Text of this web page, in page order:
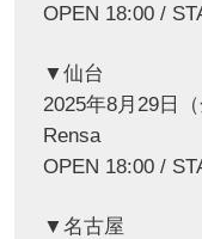
OPEN 18:00 /
▼仙台
2025年8月29日（
Rensa
OPEN 18:00 /
▼名古屋